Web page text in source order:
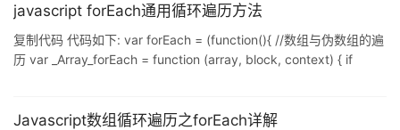
是function类型,默认有传参,forEach方法中的function回
javascript forEach通用循环遍历方法
复制代码 代码如下: var forEach = (function(){ //数组与伪数组的遍
历 var _Array_forEach = function (array, block, context) { if
for (;i < l
Javascript数组循环遍历之forEach详解